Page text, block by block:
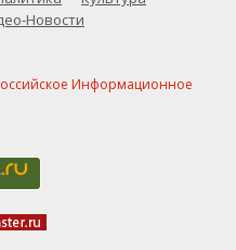
Новости
Информационное